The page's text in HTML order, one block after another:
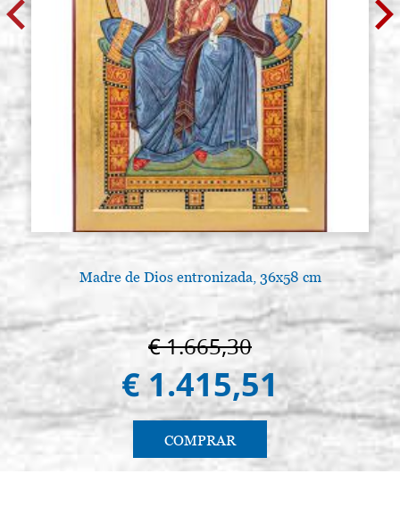
Madre de Dios entronizada, 36x58 cm
€ 1.665,30
€ 1.415,51
COMPRAR